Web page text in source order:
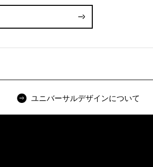
ユニバーサルデザインについて